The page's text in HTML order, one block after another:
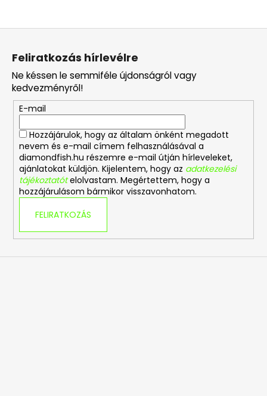
L
Feliratkozás hírlevélre
Ne késsen le semmiféle újdonságról vagy
kedvezményről!
E-mail
Hozzájárulok, hogy az általam önként megadott
nevem és e-mail címem felhasználásával a
diamondfish.hu részemre e-mail útján hírleveleket,
ajánlatokat küldjön. Kijelentem, hogy az adatkezelési
tájékoztatót elolvastam. Megértettem, hogy a
hozzájárulásom bármikor visszavonhatom.
FELIRATKOZÁS